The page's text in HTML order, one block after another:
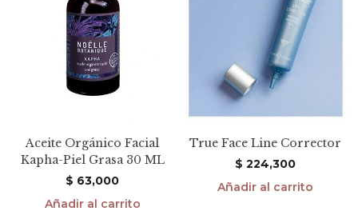
Aceite Orgánico Facial
Kapha-Piel Grasa 30 ML
$ 63,000
Añadir al carrito
True Face Line Corrector
$ 224,300
Añadir al carrito